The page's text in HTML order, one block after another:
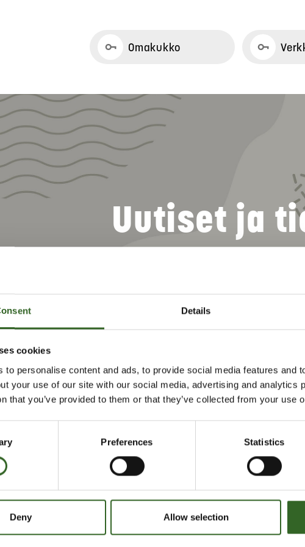
Details
cookies
to personalise content and ads, to provide social media features and
your use of our site with our social media, advertising and analytics
that you’ve provided to them or that they’ve collected from your use
Preferences Statistics
Deny Allow selection
Omakukko
Uutiset ja
Uutiset ja tiedotteet
AIHEALUE